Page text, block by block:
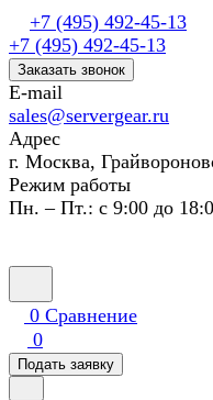
+7 (495) 492-45-13
+7 (495) 492-45-13
Заказать звонок
E-mail
sales@servergear.ru
Адрес
г. Москва,
Режим работы
Пн. – Пт.: с 9:00 до
0 Сравнение
0
Подать заявку